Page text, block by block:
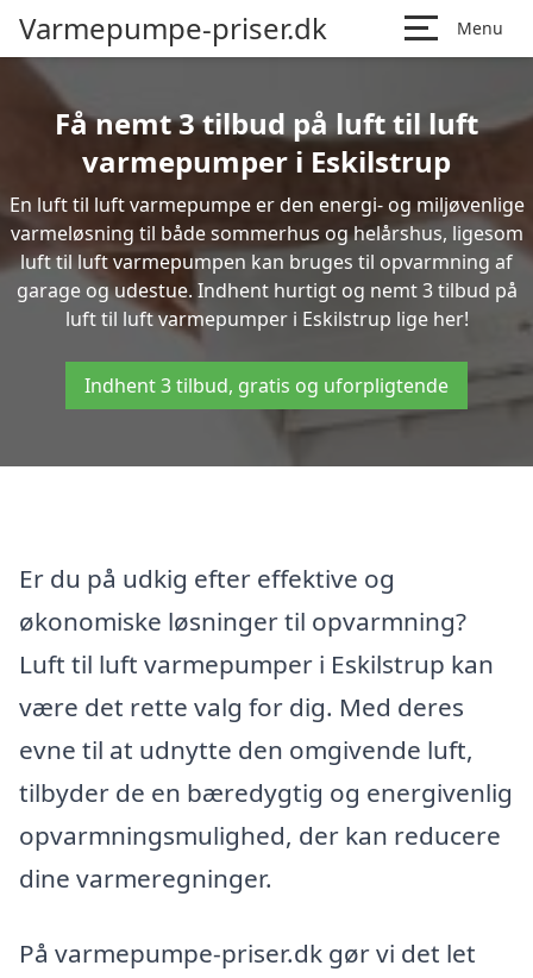
Varmepumpe-priser.dk Menu
Få nemt 3 tilbud på luft til luft
varmepumper i Eskilstrup
En luft til luft varmepumpe er den energi- og miljøvenlige
varmeløsning til både sommerhus og helårshus, ligesom
luft til luft varmepumpen kan bruges til opvarmning af
garage og udestue. Indhent hurtigt og nemt 3 tilbud på
luft til luft varmepumper i Eskilstrup lige her!
Indhent 3 tilbud, gratis og uforpligtende
Er du på udkig efter effektive og
økonomiske løsninger til opvarmning?
Luft til luft varmepumper i Eskilstrup kan
være det rette valg for dig. Med deres
evne til at udnytte den omgivende luft,
tilbyder de en bæredygtig og energivenlig
opvarmningsmulighed, der kan reducere
dine varmeregninger.
På varmepumpe-priser.dk gør vi det let